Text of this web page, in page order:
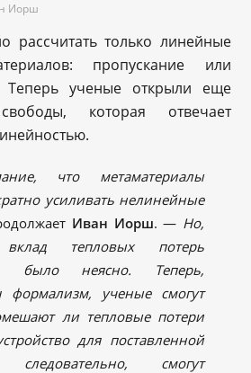
Иорш
рассчитать только линейные
пропускание или
Теперь ученые открыли еще
которая отвечает
что метаматериалы
усиливать нелинейные
Иван Иорш. — Но,
тепловых потерь
было неясно. Теперь,
формализм, ученые смогут
ли тепловые потери
для поставленной
смогут